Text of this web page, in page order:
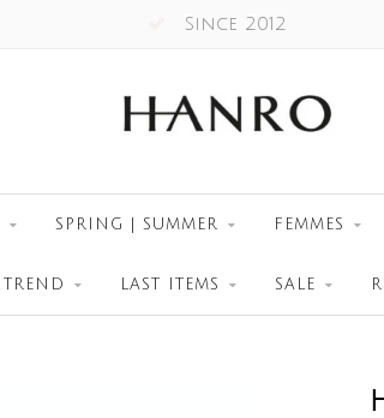
Since 2012
SPRING | SUMMER FEMMES
TREND LAST ITEMS SALE